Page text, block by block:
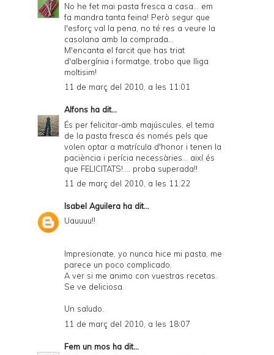
No he fet mai pasta fresca a casa... em
fa mandra tanta feina! Però segur que
l'esforç val la pena, no té res a veure la
casolana amb la comprada...
M'encanta el farcit que has triat
d'albergínia i formatge, trobo que lliga
moltisim!
11 de març del 2010, a les 11:01
Alfons ha dit...
És per felicitar-amb majúscules, el tema
de la pasta fresca és només pels que
volen optar a matrícula d'honor i tenen la
paciència i perícia necessàries... així és
que FELICITATS!.... proba superada!!
11 de març del 2010, a les 11:22
Isabel Aguilera ha dit...
Uauuuu!!
Impresionate, yo nunca hice mi pasta, me
parece un poco complicado.
A ver si me animo con vuestras recetas.
Se ve deliciosa.
Un saludo.
11 de març del 2010, a les 18:07
Fem un mos ha dit...